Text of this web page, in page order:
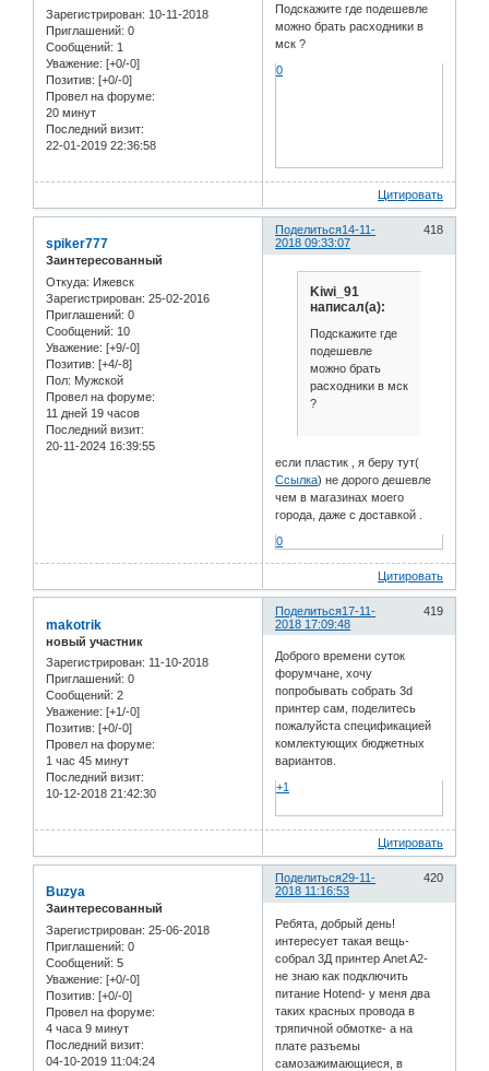
Зарегистрирован: 10-11-2018
Приглашений: 0
Сообщений: 1
Уважение: [+0/-0]
Позитив: [+0/-0]
Провел на форуме:
20 минут
Последний визит:
22-01-2019 22:36:58
Подскажите где подешевле
можно брать расходники в
мск ?
0
Цитировать
Поделиться 418
14-11-
2018 09:33:07
spiker777
Заинтересованный
Откуда: Ижевск
Зарегистрирован: 25-02-2016
Приглашений: 0
Сообщений: 10
Уважение: [+9/-0]
Позитив: [+4/-8]
Пол: Мужской
Провел на форуме:
11 дней 19 часов
Последний визит:
20-11-2024 16:39:55
Kiwi_91
написал(а):
Подскажите где
подешевле
можно брать
расходники в мск
?
если пластик , я беру тут(
Ссылка) не дорого дешевле
чем в магазинах моего
города, даже с доставкой .
0
Цитировать
Поделиться 419
17-11-
2018 17:09:48
makotrik
новый участник
Зарегистрирован: 11-10-2018
Приглашений: 0
Сообщений: 2
Уважение: [+1/-0]
Позитив: [+0/-0]
Провел на форуме:
1 час 45 минут
Последний визит:
10-12-2018 21:42:30
Доброго времени суток
форумчане, хочу
попробывать собрать 3d
принтер сам, поделитесь
пожалуйста спецификацией
комлектующих бюджетных
вариантов.
+1
Цитировать
Поделиться 420
29-11-
2018 11:16:53
Buzya
Заинтересованный
Зарегистрирован: 25-06-2018
Приглашений: 0
Сообщений: 5
Уважение: [+0/-0]
Позитив: [+0/-0]
Провел на форуме:
4 часа 9 минут
Последний визит:
04-10-2019 11:04:24
Ребята, добрый день!
интересует такая вещь-
собрал 3Д принтер Anet A2-
не знаю как подключить
питание Hotend- у меня два
таких красных провода в
тряпичной обмотке- а на
плате разъемы
самозажимающиеся, в